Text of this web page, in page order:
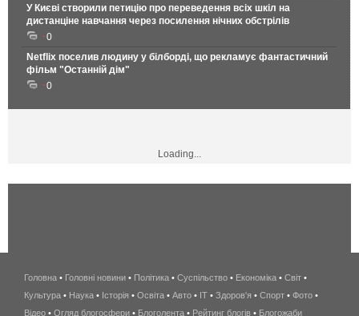
У Києві створили петицію про переведення всіх шкіл на
дистанціне навчання через посилення нічних обстрілів
0
Netflix поселив людину у білборді, що рекламує фантастичний
фільм "Останній дім"
0
Loading...
беспроводной
интернет
киев
Головна • Головні новини • Політика • Суспільство • Економіка • Світ •
Культура • Наука • Історія • Освіта • Авто • IT • Здоров'я • Спорт • Фото •
Відео • Огляд блогосфери • Блоголента • Рейтинг блогів • Блогожаби